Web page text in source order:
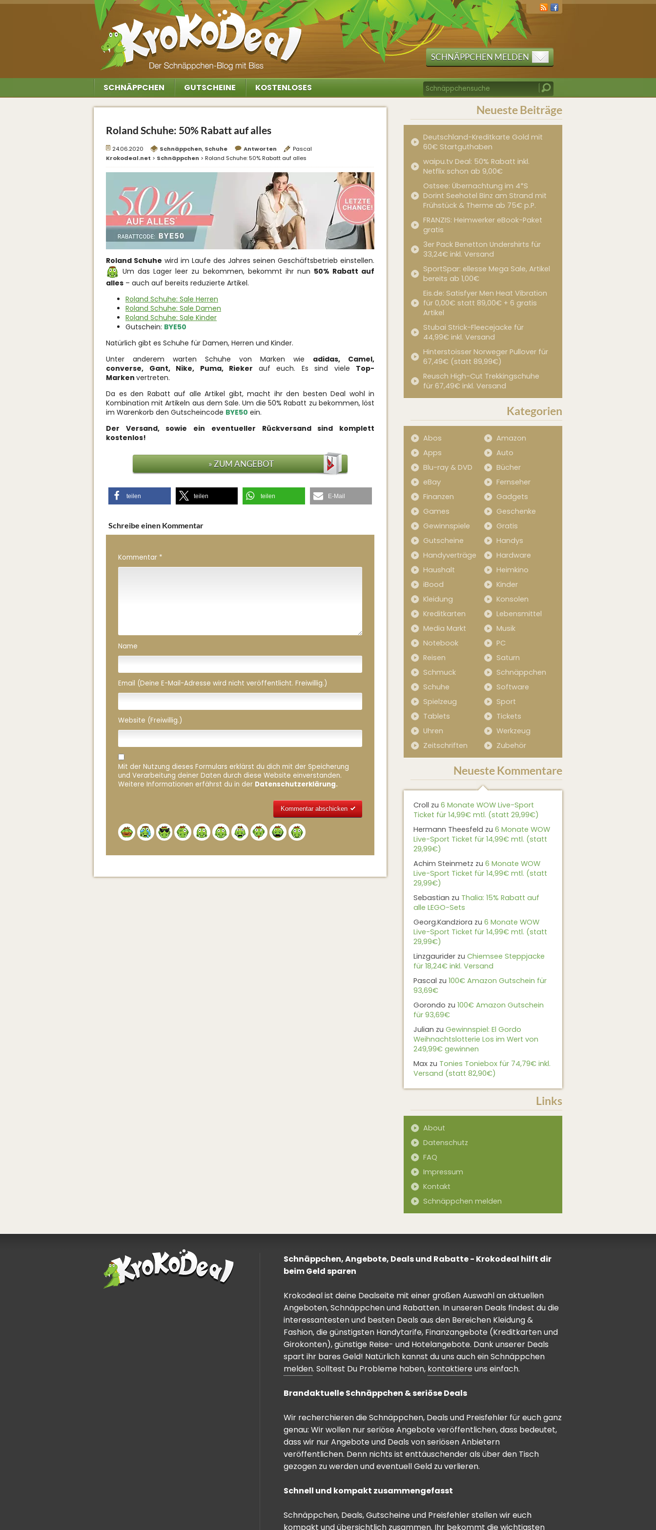
SCHNÄPPCHEN MELDEN
SCHNÄPPCHEN GUTSCHEINE KOSTENLOSES
Roland Schuhe: 50% Rabatt auf alles
24.06.2020 Schnäppchen, Schuhe Antworten
Pascal
Krokodeal.net > Schnäppchen > Roland Schuhe: 50% Rabatt auf alles
Roland Schuhe wird im Laufe des Jahres seinen Geschäftsbetrieb einstellen.
Um das Lager leer zu bekommen, bekommt ihr nun 50% Rabatt auf
alles – auch auf bereits reduzierte Artikel.
Roland Schuhe: Sale Herren
Roland Schuhe: Sale Damen
Roland Schuhe: Sale Kinder
Gutschein: BYE50
Natürlich gibt es Schuhe für Damen, Herren und Kinder.
Unter anderem warten Schuhe von Marken wie adidas, Camel,
converse, Gant, Nike, Puma, Rieker auf euch. Es sind viele Top-
Marken vertreten.
Da es den Rabatt auf alle Artikel gibt, macht ihr den besten Deal wohl in
Kombination mit Artikeln aus dem Sale. Um die 50% Rabatt zu bekommen, löst
im Warenkorb den Gutscheincode BYE50 ein.
Der Versand, sowie ein eventueller Rückversand sind komplett
kostenlos!
» ZUM ANGEBOT
teilen teilen teilen E-Mail
Schreibe einen Kommentar
Kommentar *
Name
Email (Deine E-Mail-Adresse wird nicht veröffentlicht. Freiwillig.)
Website (Freiwillig.)
Mit der Nutzung dieses Formulars erklärst du dich mit der Speicherung
und Verarbeitung deiner Daten durch diese Website einverstanden.
Weitere Informationen erfährst du in der Datenschutzerklärung.
Neueste Beiträge
Deutschland-Kreditkarte Gold mit
60€ Startguthaben
waipu.tv Deal: 50% Rabatt inkl.
Netflix schon ab 9,00€
Ostsee: Übernachtung im 4*S
Dorint Seehotel Binz am Strand mit
Frühstück & Therme ab 75€ p.P.
FRANZIS: Heimwerker eBook-Paket
gratis
3er Pack Benetton Undershirts für
33,24€ inkl. Versand
SportSpar: ellesse Mega Sale, Artikel
bereits ab 1,00€
Eis.de: Satisfyer Men Heat Vibration
für 0,00€ statt 89,00€ + 6 gratis
Artikel
Stubai Strick-Fleecejacke für
44,99€ inkl. Versand
Hinterstoisser Norweger Pullover für
67,49€ (statt 89,99€)
Reusch High-Cut Trekkingschuhe
für 67,49€ inkl. Versand
Kategorien
Abos
Amazon
Apps
Auto
Blu-ray & DVD
Bücher
eBay
Fernseher
Finanzen
Gadgets
Games
Geschenke
Gewinnspiele
Gratis
Gutscheine
Handys
Handyverträge
Hardware
Haushalt
Heimkino
iBood
Kinder
Kleidung
Konsolen
Kreditkarten
Lebensmittel
Media Markt
Musik
Notebook
PC
Reisen
Saturn
Schmuck
Schnäppchen
Schuhe
Software
Spielzeug
Sport
Tablets
Tickets
Uhren
Werkzeug
Zeitschriften
Zubehör
Neueste Kommentare
Croll zu 6 Monate WOW Live-Sport
Ticket für 14,99€ mtl. (statt 29,99€)
Hermann Theesfeld zu 6 Monate WOW
Live-Sport Ticket für 14,99€ mtl. (statt
29,99€)
Achim Steinmetz zu 6 Monate WOW
Live-Sport Ticket für 14,99€ mtl. (statt
29,99€)
Sebastian zu Thalia: 15% Rabatt auf
alle LEGO-Sets
Georg.Kandziora zu 6 Monate WOW
Live-Sport Ticket für 14,99€ mtl. (statt
29,99€)
Linzgaurider zu Chiemsee Steppjacke
für 18,24€ inkl. Versand
Pascal zu 100€ Amazon Gutschein für
93,69€
Gorondo zu 100€ Amazon Gutschein
für 93,69€
Julian zu Gewinnspiel: El Gordo
Weihnachtslotterie Los im Wert von
249,99€ gewinnen
Max zu Tonies Toniebox für 74,79€ inkl.
Versand (statt 82,90€)
Links
About
Datenschutz
FAQ
Impressum
Kontakt
Schnäppchen melden
Schnäppchen, Angebote, Deals und Rabatte - Krokodeal hilft dir
beim Geld sparen
Krokodeal ist deine Dealseite mit einer großen Auswahl an aktuellen
Angeboten, Schnäppchen und Rabatten. In unseren Deals findest du die
interessantesten und besten Deals aus den Bereichen Kleidung &
Fashion, die günstigsten Handytarife, Finanzangebote (Kreditkarten und
Girokonten), günstige Reise- und Hotelangebote. Dank unserer Deals
spart ihr bares Geld! Natürlich kannst du uns auch ein Schnäppchen
melden. Solltest Du Probleme haben, kontaktiere uns einfach.
Brandaktuelle Schnäppchen & seriöse Deals
Wir recherchieren die Schnäppchen, Deals und Preisfehler für euch ganz
genau: Wir wollen nur seriöse Angebote veröffentlichen, dass bedeutet,
dass wir nur Angebote und Deals von seriösen Anbietern
veröffentlichen. Denn nichts ist enttäuschender als über den Tisch
gezogen zu werden und eventuell Geld zu verlieren.
Schnell und kompakt zusammengefasst
Schnäppchen, Deals, Gutscheine und Preisfehler stellen wir euch
kompakt und übersichtlich zusammen. Ihr bekommt die wichtigsten